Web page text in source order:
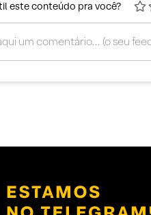
este conteúdo pra você?